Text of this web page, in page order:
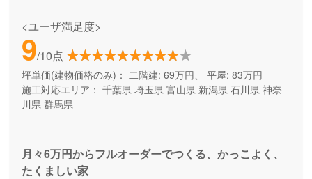
<ユーザ満足度>
9/10点
坪単価(建物価格のみ)： 二階建: 69万円、 平屋: 83万円
施工対応エリア： 千葉県 埼玉県 富山県 新潟県 石川県 神奈
川県 群馬県
月々6万円からフルオーダーでつくる、かっこよく、
たくましい家